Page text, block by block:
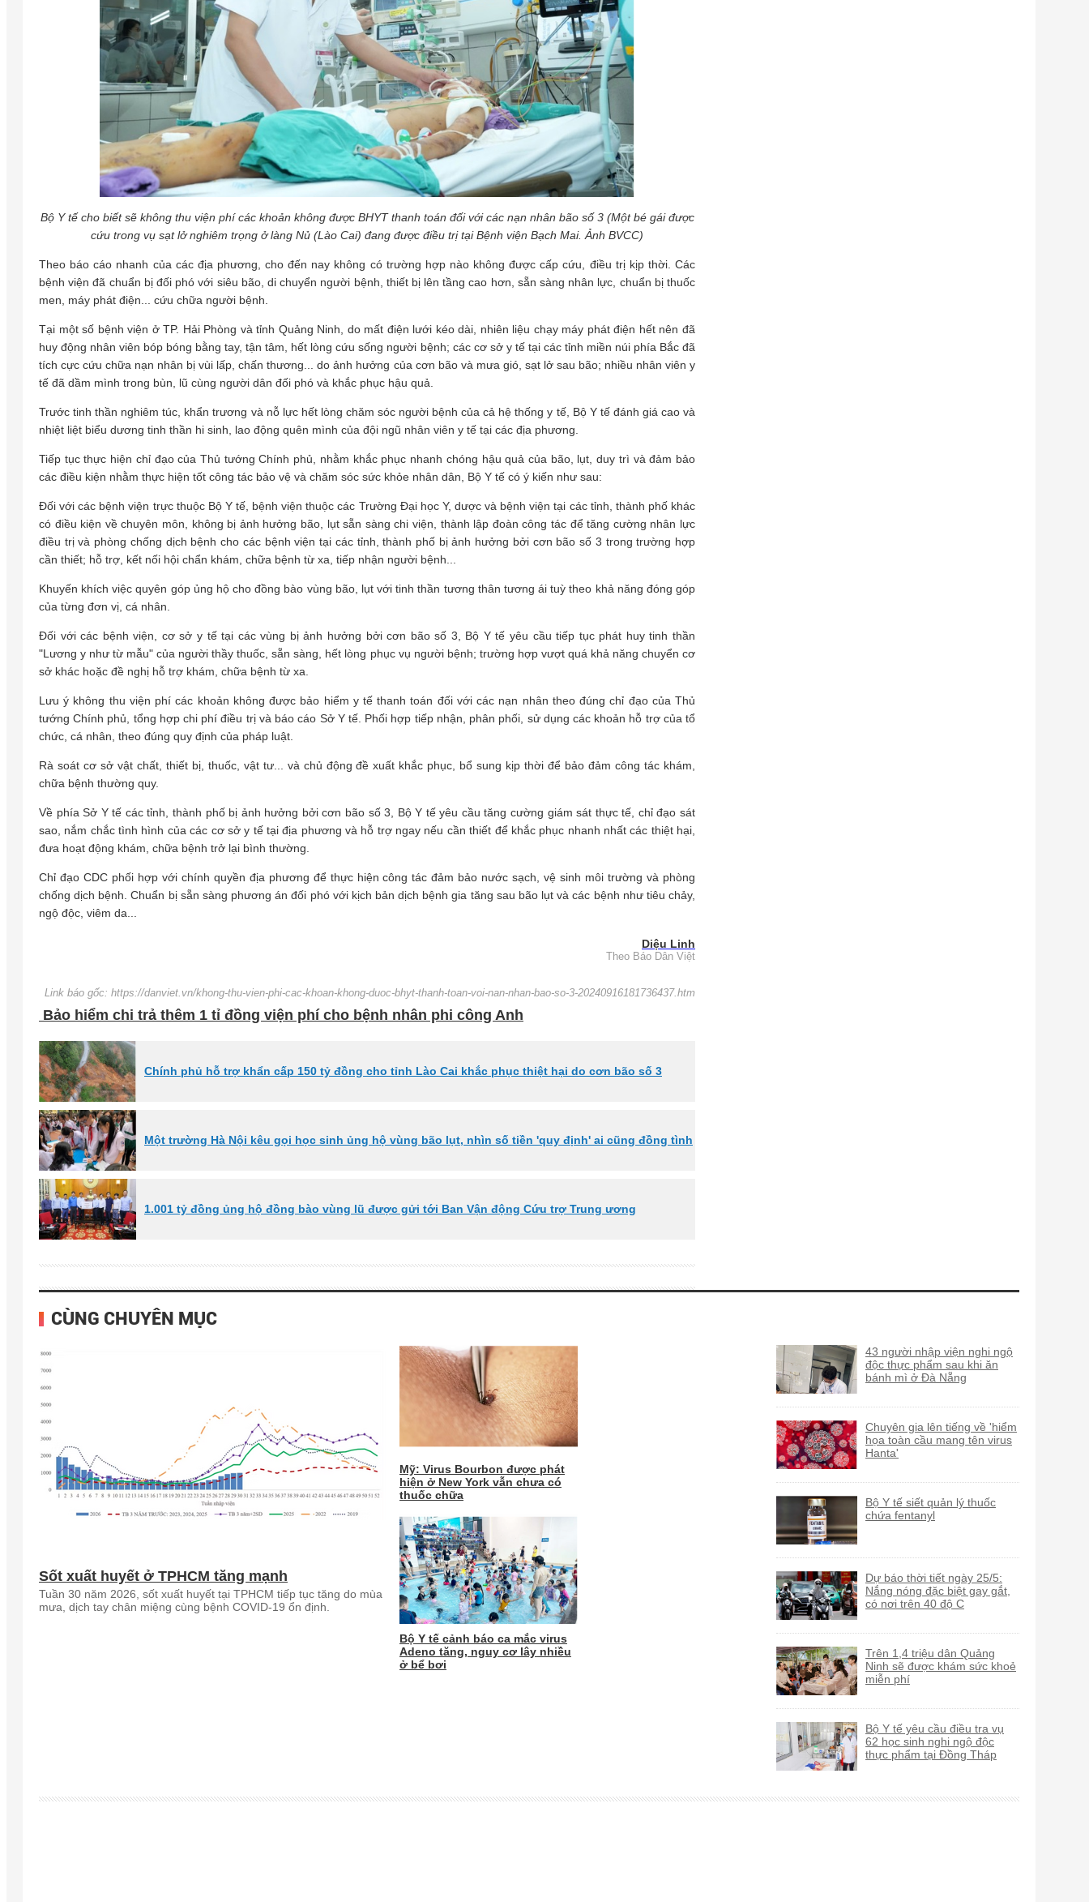
Bộ Y tế cho biết sẽ không thu viện phí các khoản không được BHYT thanh toán đối với các nạn nhân bão số 3 (Một bé gái được
cứu trong vụ sạt lở nghiêm trọng ở làng Nủ (Lào Cai) đang được điều trị tại Bệnh viện Bạch Mai. Ảnh BVCC)
Theo báo cáo nhanh của các địa phương, cho đến nay không có trường hợp nào không được cấp cứu, điều trị kịp thời. Các
bệnh viện đã chuẩn bị đối phó với siêu bão, di chuyển người bệnh, thiết bị lên tầng cao hơn, sẵn sàng nhân lực, chuẩn bị thuốc
men, máy phát điện... cứu chữa người bệnh.
Tại một số bệnh viện ở TP. Hải Phòng và tỉnh Quảng Ninh, do mất điện lưới kéo dài, nhiên liệu chạy máy phát điện hết nên đã
huy động nhân viên bóp bóng bằng tay, tận tâm, hết lòng cứu sống người bệnh; các cơ sở y tế tại các tỉnh miền núi phía Bắc đã
tích cực cứu chữa nạn nhân bị vùi lấp, chấn thương... do ảnh hưởng của cơn bão và mưa gió, sạt lở sau bão; nhiều nhân viên y
tế đã dầm mình trong bùn, lũ cùng người dân đối phó và khắc phục hậu quả.
Trước tinh thần nghiêm túc, khẩn trương và nỗ lực hết lòng chăm sóc người bệnh của cả hệ thống y tế, Bộ Y tế đánh giá cao và
nhiệt liệt biểu dương tinh thần hi sinh, lao động quên mình của đội ngũ nhân viên y tế tại các địa phương.
Tiếp tục thực hiện chỉ đạo của Thủ tướng Chính phủ, nhằm khắc phục nhanh chóng hậu quả của bão, lụt, duy trì và đảm bảo
các điều kiện nhằm thực hiện tốt công tác bảo vệ và chăm sóc sức khỏe nhân dân, Bộ Y tế có ý kiến như sau:
Đối với các bệnh viện trực thuộc Bộ Y tế, bệnh viện thuộc các Trường Đại học Y, dược và bệnh viện tại các tỉnh, thành phố khác
có điều kiện về chuyên môn, không bị ảnh hưởng bão, lụt sẵn sàng chi viện, thành lập đoàn công tác để tăng cường nhân lực
điều trị và phòng chống dịch bệnh cho các bệnh viện tại các tỉnh, thành phố bị ảnh hưởng bởi cơn bão số 3 trong trường hợp
cần thiết; hỗ trợ, kết nối hội chẩn khám, chữa bệnh từ xa, tiếp nhận người bệnh...
Khuyến khích việc quyên góp ủng hộ cho đồng bào vùng bão, lụt với tinh thần tương thân tương ái tuỳ theo khả năng đóng góp
của từng đơn vị, cá nhân.
Đối với các bệnh viện, cơ sở y tế tại các vùng bị ảnh hưởng bởi cơn bão số 3, Bộ Y tế yêu cầu tiếp tục phát huy tinh thần
"Lương y như từ mẫu" của người thầy thuốc, sẵn sàng, hết lòng phục vụ người bệnh; trường hợp vượt quá khả năng chuyển cơ
sở khác hoặc đề nghị hỗ trợ khám, chữa bệnh từ xa.
Lưu ý không thu viện phí các khoản không được bảo hiểm y tế thanh toán đối với các nạn nhân theo đúng chỉ đạo của Thủ
tướng Chính phủ, tổng hợp chi phí điều trị và báo cáo Sở Y tế. Phối hợp tiếp nhận, phân phối, sử dụng các khoản hỗ trợ của tổ
chức, cá nhân, theo đúng quy định của pháp luật.
Rà soát cơ sở vật chất, thiết bị, thuốc, vật tư... và chủ động đề xuất khắc phục, bổ sung kịp thời để bảo đảm công tác khám,
chữa bệnh thường quy.
Về phía Sở Y tế các tỉnh, thành phố bị ảnh hưởng bởi cơn bão số 3, Bộ Y tế yêu cầu tăng cường giám sát thực tế, chỉ đạo sát
sao, nắm chắc tình hình của các cơ sở y tế tại địa phương và hỗ trợ ngay nếu cần thiết để khắc phục nhanh nhất các thiệt hại,
đưa hoạt động khám, chữa bệnh trở lại bình thường.
Chỉ đạo CDC phối hợp với chính quyền địa phương để thực hiện công tác đảm bảo nước sạch, vệ sinh môi trường và phòng
chống dịch bệnh. Chuẩn bị sẵn sàng phương án đối phó với kịch bản dịch bệnh gia tăng sau bão lụt và các bệnh như tiêu chảy,
ngộ độc, viêm da...
Diệu Linh
Theo Báo Dân Việt
Link báo gốc: https://danviet.vn/khong-thu-vien-phi-cac-khoan-khong-duoc-bhyt-thanh-toan-voi-nan-nhan-bao-so-3-20240916181736437.htm
Bảo hiểm chi trả thêm 1 tỉ đồng viện phí cho bệnh nhân phi công Anh
Chính phủ hỗ trợ khẩn cấp 150 tỷ đồng cho tỉnh Lào Cai khắc phục thiệt hại do cơn bão số 3
Một trường Hà Nội kêu gọi học sinh ủng hộ vùng bão lụt, nhìn số tiền 'quy định' ai cũng đồng tình
1.001 tỷ đồng ủng hộ đồng bào vùng lũ được gửi tới Ban Vận động Cứu trợ Trung ương
CÙNG CHUYÊN MỤC
Sốt xuất huyết ở TPHCM tăng mạnh
Tuần 30 năm 2026, sốt xuất huyết tại TPHCM tiếp tục tăng do mùa
mưa, dịch tay chân miệng cùng bệnh COVID-19 ổn định.
Mỹ: Virus Bourbon được phát
hiện ở New York vẫn chưa có
thuốc chữa
Bộ Y tế cảnh báo ca mắc virus
Adeno tăng, nguy cơ lây nhiều
ở bể bơi
43 người nhập viện nghi ngộ
độc thực phẩm sau khi ăn
bánh mì ở Đà Nẵng
Chuyên gia lên tiếng về 'hiểm
họa toàn cầu mang tên virus
Hanta'
Bộ Y tế siết quản lý thuốc
chứa fentanyl
Dự báo thời tiết ngày 25/5:
Nắng nóng đặc biệt gay gắt,
có nơi trên 40 độ C
Trên 1,4 triệu dân Quảng
Ninh sẽ được khám sức khoẻ
miễn phí
Bộ Y tế yêu cầu điều tra vụ
62 học sinh nghi ngộ độc
thực phẩm tại Đồng Tháp